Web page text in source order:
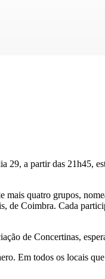
a partir das 21h45,
quatro grupos,
Coimbra. Cada
de Concertinas,
Em todos os locais